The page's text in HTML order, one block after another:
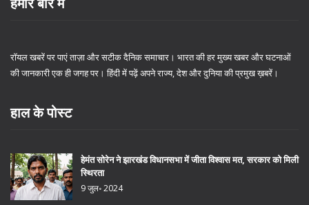
रॉयल खबरें पर पाएं ताज़ा और सटीक दैनिक समाचार। भारत की हर मुख्य खबर और घटनाओं
की जानकारी एक ही जगह पर। हिंदी में पढ़ें अपने राज्य, देश और दुनिया की प्रमुख ख़बरें।
हाल के पोस्ट
हेमंत सोरेन ने झारखंड विधानसभा में जीता विश्वास मत, सरकार को मिली
स्थिरता
9 जुल॰ 2024